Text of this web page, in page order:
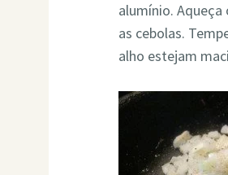
alumínio.
as cebolas.
alho estejam